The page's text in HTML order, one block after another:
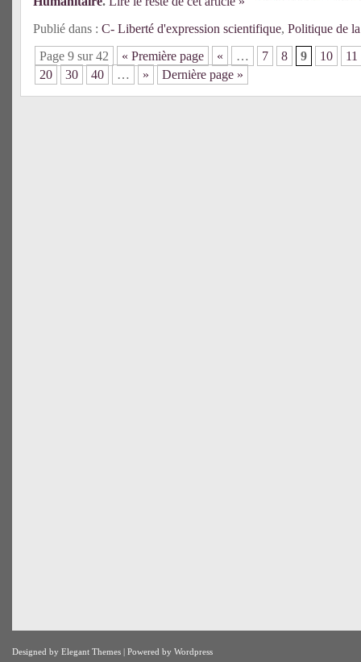
Publié dans : C- Liberté d'expression scientifique, Politique de
Page 9 sur 42
« Première page « … 7 8 9 10
11
20
30 40 … » Dernière page »
Designed by Elegant Themes | Powered by Wordpress